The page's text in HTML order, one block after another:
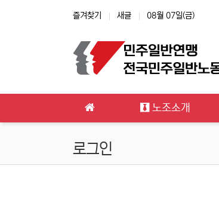
즐겨찾기 새글 08월 07일(금)
노조소개
로그인